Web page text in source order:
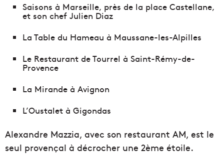
Saisons à Marseille, près de la place Castellane,
et son chef Julien Diaz
La Table du Hameau à Maussane-les-Alpilles
Le Restaurant de Tourrel à Saint-Rémy-de-
Provence
La Mirande à Avignon
L’Oustalet à Gigondas
Alexandre Mazzia, avec son restaurant AM, est le
seul provençal à décrocher une 2ème étoile.